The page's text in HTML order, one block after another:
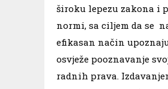
široku lepezu zakona i
normi, sa ciljem da se
efikasan način
osvježe pooznavanje
radnih prava.